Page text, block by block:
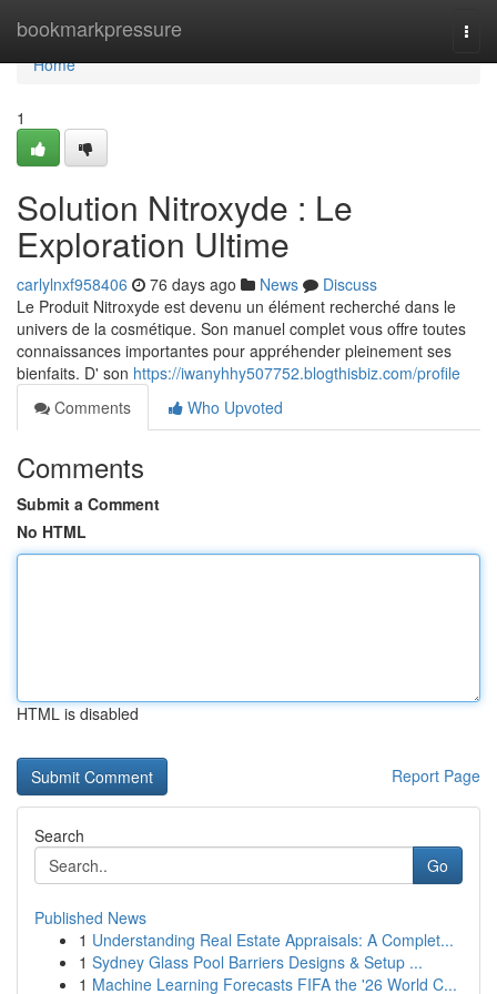
bookmarkpressure
Home
Home
1
Solution Nitroxyde : Le
Exploration Ultime
carlylnxf958406 76 days ago News
Discuss
Le Produit Nitroxyde est devenu un élément recherché dans le
univers de la cosmétique. Son manuel complet vous offre toutes
connaissances importantes pour appréhender pleinement ses
bienfaits. D' son https://iwanyhhy507752.blogthisbiz.com/profile
Comments
Who Upvoted
Comments
Submit a Comment
No HTML
HTML is disabled
Report Page
Search
Go
Published News
1 Understanding Real Estate Appraisals: A Complet...
1 Sydney Glass Pool Barriers Designs & Setup ...
1 Machine Learning Forecasts FIFA the '26 World C...